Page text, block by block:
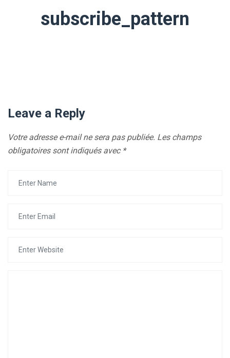
subscribe_pattern
Leave a Reply
Votre adresse e-mail ne sera pas publiée. Les champs
obligatoires sont indiqués avec *